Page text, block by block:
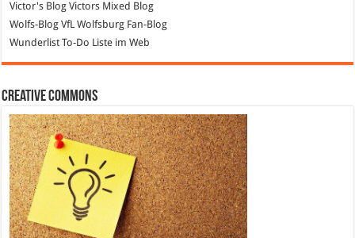
Victor's Blog Victors Mixed Blog
Wolfs-Blog VfL Wolfsburg Fan-Blog
Wunderlist To-Do Liste im Web
Creative Commons